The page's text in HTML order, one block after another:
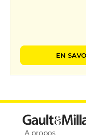
EN
A propos